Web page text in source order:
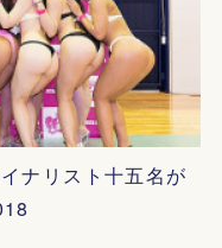
ナリスト十五名が